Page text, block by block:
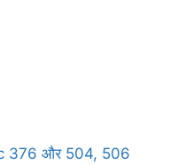
376 और 504, 506